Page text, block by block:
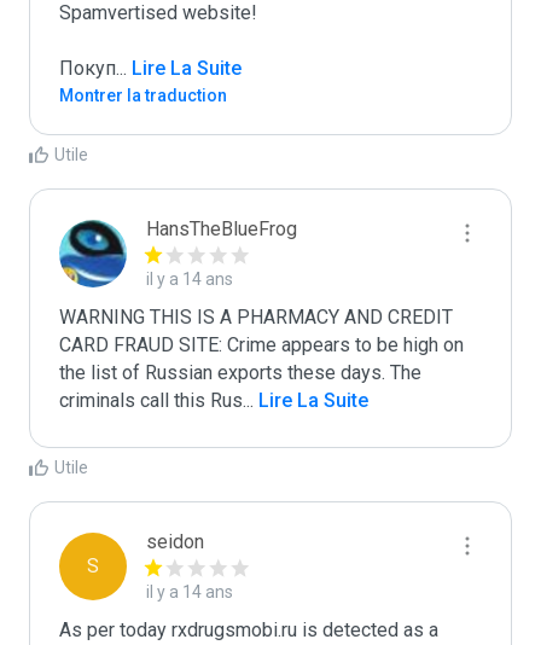
Spamvertised website!
Покуп... Lire La Suite
Montrer la traduction
Utile
HansTheBlueFrog
il y a 14 ans
WARNING THIS IS A PHARMACY AND CREDIT
CARD FRAUD SITE: Crime appears to be high on
the list of Russian exports these days. The
criminals call this Rus... Lire La Suite
Utile
S
seidon
il y a 14 ans
As per today rxdrugsmobi.ru is detected as a